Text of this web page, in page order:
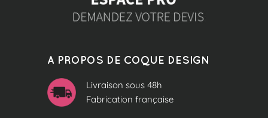
A PROPOS DE COQUE DESIGN
Livraison sous 48h
Fabrication française